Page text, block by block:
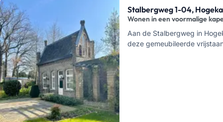
Stalbergweg 1-04,
Wonen in een voormalige
Aan de Stalbergweg in
deze gemeubileerde